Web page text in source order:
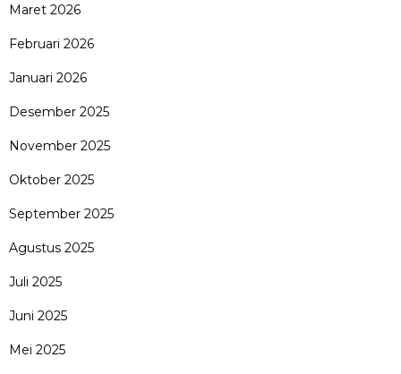
Maret 2026
Februari 2026
Januari 2026
Desember 2025
November 2025
Oktober 2025
September 2025
Agustus 2025
Juli 2025
Juni 2025
Mei 2025